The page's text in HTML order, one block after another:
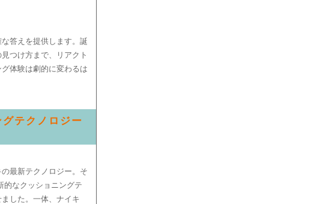
答えを提供します。誕
つけ方まで、リアクト
体験は劇的に変わるは
テクノロジー
最新テクノロジー。そ
的なクッショニングテ
した。一体、ナイキ